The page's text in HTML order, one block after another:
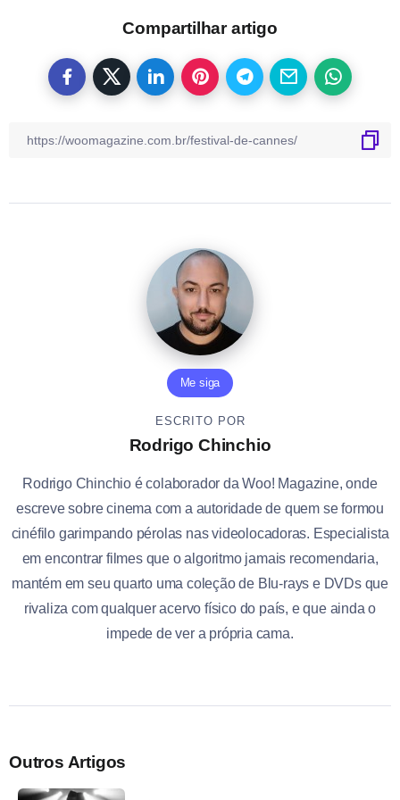
Compartilhar artigo
Me siga
ESCRITO POR
Rodrigo Chinchio
Rodrigo Chinchio é colaborador da Woo! Magazine, onde
escreve sobre cinema com a autoridade de quem se formou
cinéfilo garimpando pérolas nas videolocadoras. Especialista
em encontrar filmes que o algoritmo jamais recomendaria,
mantém em seu quarto uma coleção de Blu-rays e DVDs que
rivaliza com qualquer acervo físico do país, e que ainda o
impede de ver a própria cama.
Outros Artigos